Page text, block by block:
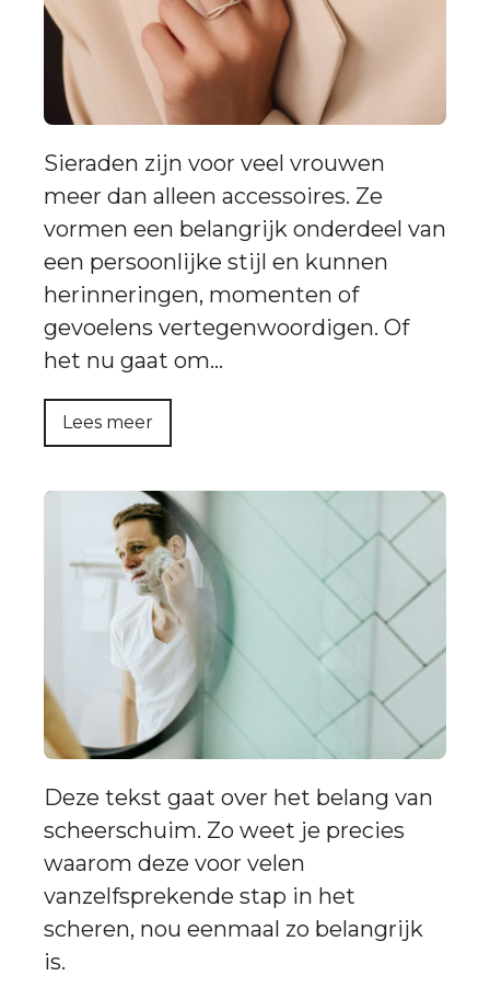
Sieraden zijn voor veel vrouwen
meer dan alleen accessoires. Ze
vormen een belangrijk onderdeel van
een persoonlijke stijl en kunnen
herinneringen, momenten of
gevoelens vertegenwoordigen. Of
het nu gaat om…
Lees meer
Deze tekst gaat over het belang van
scheerschuim. Zo weet je precies
waarom deze voor velen
vanzelfsprekende stap in het
scheren, nou eenmaal zo belangrijk
is.